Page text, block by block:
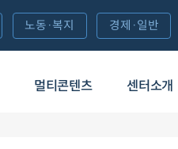
멀티콘텐츠 센터소개
노동·복지 경제·일반